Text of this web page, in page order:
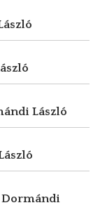
László
Dormándi